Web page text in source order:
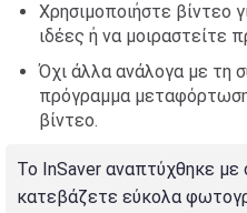
Χρησιμοποιήστε βίντεο
ιδέες ή να μοιραστείτε
Όχι άλλα ανάλογα με τη
πρόγραμμα
βίντεο.
Το InSaver αναπτύχθηκε με
κατεβάζετε εύκολα